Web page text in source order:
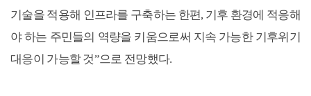
기술을 적용해 인프라를 구축하는 한편, 기후 환경에 적응해
야 하는 주민들의 역량을 키움으로써 지속 가능한 기후위기
대응이 가능할 것”으로 전망했다.